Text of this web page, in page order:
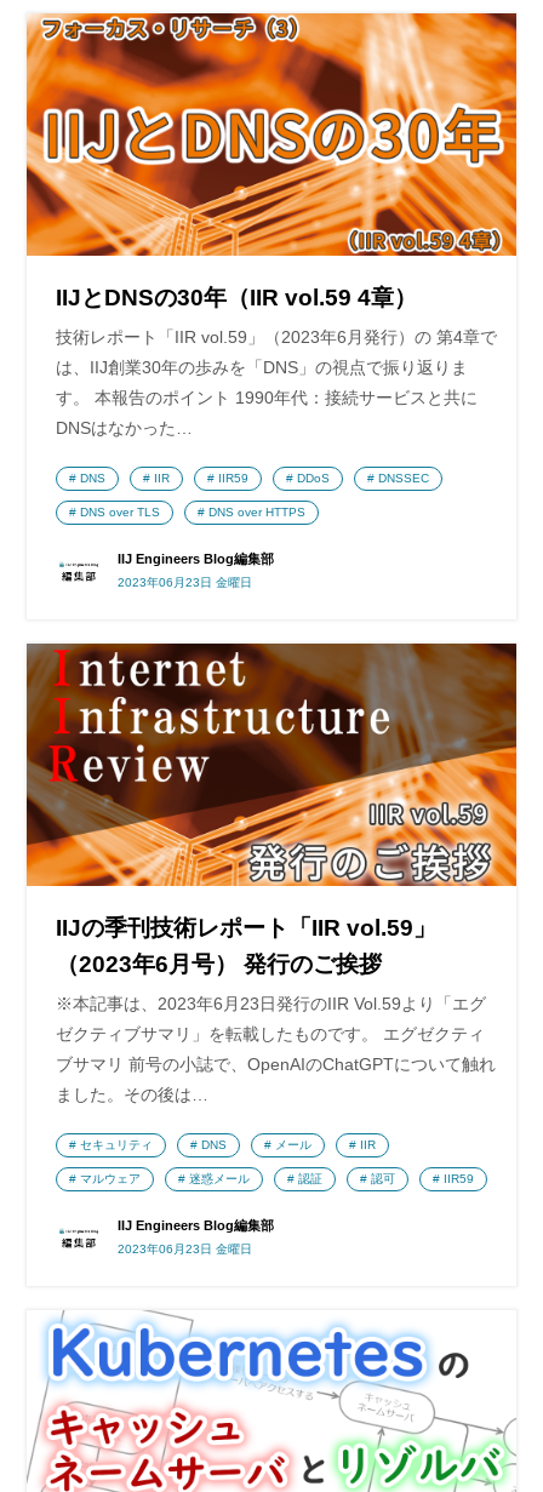
IIJとDNSの30年（IIR vol.59 4章）
技術レポート「IIR vol.59」（2023年6月発行）の 第4章で
は、IIJ創業30年の歩みを「DNS」の視点で振り返りま
す。 本報告のポイント 1990年代：接続サービスと共に
DNSはなかった…
IIJ Engineers Blog編集部
2023年06月23日 金曜日
DNS IIR IIR59 DDoS DNSSEC
DNS over TLS DNS over HTTPS
IIJの季刊技術レポート「IIR vol.59」
（2023年6月号） 発行のご挨拶
※本記事は、2023年6月23日発行のIIR Vol.59より「エグ
ゼクティブサマリ」を転載したものです。 エグゼクティ
ブサマリ 前号の小誌で、OpenAIのChatGPTについて触れ
ました。その後は…
IIJ Engineers Blog編集部
2023年06月23日 金曜日
セキュリティ DNS メール IIR
マルウェア 迷惑メール 認証 認可 IIR59